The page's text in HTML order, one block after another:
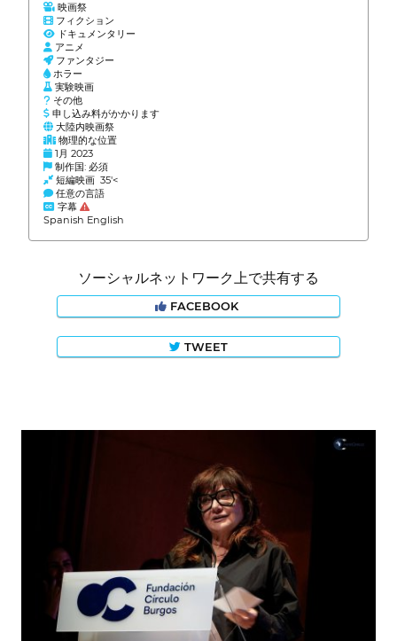
映画祭
フィクション
ドキュメンタリー
アニメ
ファンタジー
ホラー
実験映画
その他
申し込み料がかかります
大陸内映画祭
物理的な位置
1月 2023
制作国: 必須
短編映画 35'<
任意の言語
字幕
Spanish English
ソーシャルネットワーク上で共有する
FACEBOOK
TWEET